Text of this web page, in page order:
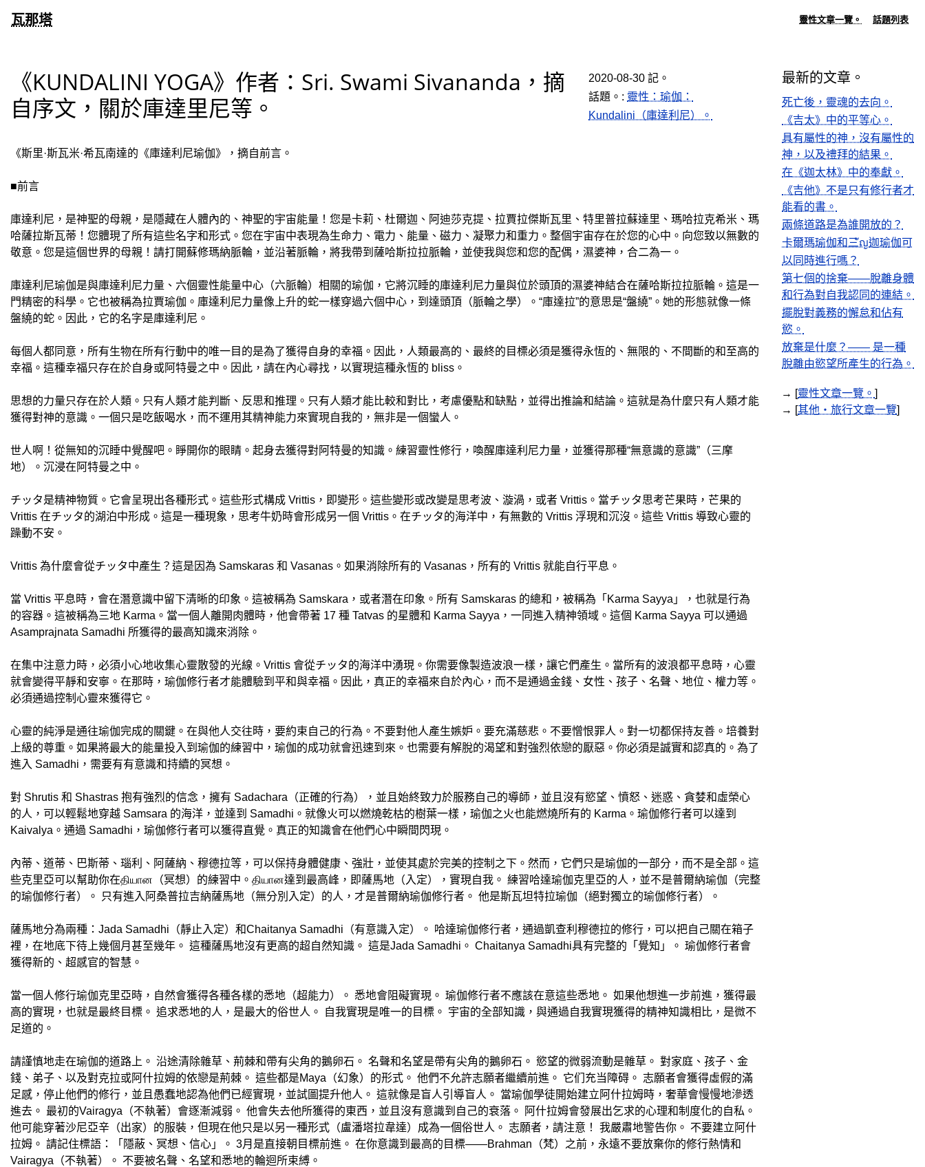
瓦那塔 靈性文章一覽。 話題列表
《KUNDALINI YOGA》作者：Sri. Swami Sivananda，摘
自序文，關於庫達里尼等。
2020-08-30 記。
話題。: 靈性：瑜伽：
Kundalini（庫達利尼）。
《斯里·斯瓦米·希瓦南達的《庫達利尼瑜伽》，摘自前言。
■前言
庫達利尼，是神聖的母親，是隱藏在人體內的、神聖的宇宙能量！您是卡莉、杜爾迦、阿迪莎克提、拉賈拉傑斯瓦里、特里普拉蘇達里、瑪哈拉克希米、瑪
哈薩拉斯瓦蒂！您體現了所有這些名字和形式。您在宇宙中表現為生命力、電力、能量、磁力、凝聚力和重力。整個宇宙存在於您的心中。向您致以無數的
敬意。您是這個世界的母親！請打開蘇修瑪納脈輪，並沿著脈輪，將我帶到薩哈斯拉拉脈輪，並使我與您和您的配偶，濕婆神，合二為一。
庫達利尼瑜伽是與庫達利尼力量、六個靈性能量中心（六脈輪）相關的瑜伽，它將沉睡的庫達利尼力量與位於頭頂的濕婆神結合在薩哈斯拉拉脈輪。這是一
門精密的科學。它也被稱為拉賈瑜伽。庫達利尼力量像上升的蛇一樣穿過六個中心，到達頭頂（脈輪之學）。“庫達拉”的意思是“盤繞”。她的形態就像一條
盤繞的蛇。因此，它的名字是庫達利尼。
每個人都同意，所有生物在所有行動中的唯一目的是為了獲得自身的幸福。因此，人類最高的、最終的目標必須是獲得永恆的、無限的、不間斷的和至高的
幸福。這種幸福只存在於自身或阿特曼之中。因此，請在內心尋找，以實現這種永恆的 bliss。
思想的力量只存在於人類。只有人類才能判斷、反思和推理。只有人類才能比較和對比，考慮優點和缺點，並得出推論和結論。這就是為什麼只有人類才能
獲得對神的意識。一個只是吃飯喝水，而不運用其精神能力來實現自我的，無非是一個蠻人。
世人啊！從無知的沉睡中覺醒吧。睜開你的眼睛。起身去獲得對阿特曼的知識。練習靈性修行，喚醒庫達利尼力量，並獲得那種“無意識的意識”（三摩
地）。沉浸在阿特曼之中。
チッタ是精神物質。它會呈現出各種形式。這些形式構成 Vrittis，即變形。這些變形或改變是思考波、漩渦，或者 Vrittis。當チッタ思考芒果時，芒果的
Vrittis 在チッタ的湖泊中形成。這是一種現象，思考牛奶時會形成另一個 Vrittis。在チッタ的海洋中，有無數的 Vrittis 浮現和沉沒。這些 Vrittis 導致心靈的
躁動不安。
Vrittis 為什麼會從チッタ中產生？這是因為 Samskaras 和 Vasanas。如果消除所有的 Vasanas，所有的 Vrittis 就能自行平息。
當 Vrittis 平息時，會在潛意識中留下清晰的印象。這被稱為 Samskara，或者潛在印象。所有 Samskaras 的總和，被稱為「Karma Sayya」，也就是行為
的容器。這被稱為三地 Karma。當一個人離開肉體時，他會帶著 17 種 Tatvas 的星體和 Karma Sayya，一同進入精神領域。這個 Karma Sayya 可以通過
Asamprajnata Samadhi 所獲得的最高知識來消除。
在集中注意力時，必須小心地收集心靈散發的光線。Vrittis 會從チッタ的海洋中湧現。你需要像製造波浪一樣，讓它們產生。當所有的波浪都平息時，心靈
就會變得平靜和安寧。在那時，瑜伽修行者才能體驗到平和與幸福。因此，真正的幸福來自於內心，而不是通過金錢、女性、孩子、名聲、地位、權力等。
必須通過控制心靈來獲得它。
心靈的純淨是通往瑜伽完成的關鍵。在與他人交往時，要約束自己的行為。不要對他人產生嫉妒。要充滿慈悲。不要憎恨罪人。對一切都保持友善。培養對
上級的尊重。如果將最大的能量投入到瑜伽的練習中，瑜伽的成功就會迅速到來。也需要有解脫的渴望和對強烈依戀的厭惡。你必須是誠實和認真的。為了
進入 Samadhi，需要有有意識和持續的冥想。
對 Shrutis 和 Shastras 抱有強烈的信念，擁有 Sadachara（正確的行為），並且始終致力於服務自己的導師，並且沒有慾望、憤怒、迷惑、貪婪和虛榮心
的人，可以輕鬆地穿越 Samsara 的海洋，並達到 Samadhi。就像火可以燃燒乾枯的樹葉一樣，瑜伽之火也能燃燒所有的 Karma。瑜伽修行者可以達到
Kaivalya。通過 Samadhi，瑜伽修行者可以獲得直覺。真正的知識會在他們心中瞬間閃現。
內蒂、道蒂、巴斯蒂、瑙利、阿薩納、穆德拉等，可以保持身體健康、強壯，並使其處於完美的控制之下。然而，它們只是瑜伽的一部分，而不是全部。這
些克里亞可以幫助你在தியான（冥想）的練習中。தியான達到最高峰，即薩馬地（入定），實現自我。 練習哈達瑜伽克里亞的人，並不是普爾納瑜伽（完整
的瑜伽修行者）。 只有進入阿桑普拉吉納薩馬地（無分別入定）的人，才是普爾納瑜伽修行者。 他是斯瓦坦特拉瑜伽（絕對獨立的瑜伽修行者）。
薩馬地分為兩種：Jada Samadhi（靜止入定）和Chaitanya Samadhi（有意識入定）。 哈達瑜伽修行者，通過凱查利穆德拉的修行，可以把自己關在箱子
裡，在地底下待上幾個月甚至幾年。 這種薩馬地沒有更高的超自然知識。 這是Jada Samadhi。 Chaitanya Samadhi具有完整的「覺知」。 瑜伽修行者會
獲得新的、超感官的智慧。
當一個人修行瑜伽克里亞時，自然會獲得各種各樣的悉地（超能力）。 悉地會阻礙實現。 瑜伽修行者不應該在意這些悉地。 如果他想進一步前進，獲得最
高的實現，也就是最終目標。 追求悉地的人，是最大的俗世人。 自我實現是唯一的目標。 宇宙的全部知識，與通過自我實現獲得的精神知識相比，是微不
足道的。
請謹慎地走在瑜伽的道路上。 沿途清除雜草、荊棘和帶有尖角的鵝卵石。 名聲和名望是帶有尖角的鵝卵石。 慾望的微弱流動是雜草。 對家庭、孩子、金
錢、弟子、以及對克拉或阿什拉姆的依戀是荊棘。 這些都是Maya（幻象）的形式。 他們不允許志願者繼續前進。 它们充当障碍。 志願者會獲得虛假的滿
足感，停止他們的修行，並且愚蠢地認為他們已經實現，並試圖提升他人。 這就像是盲人引導盲人。 當瑜伽學徒開始建立阿什拉姆時，奢華會慢慢地滲透
進去。 最初的Vairagya（不執著）會逐漸減弱。 他會失去他所獲得的東西，並且沒有意識到自己的衰落。 阿什拉姆會發展出乞求的心理和制度化的自私。
他可能穿著沙尼亞辛（出家）的服裝，但現在他只是以另一種形式（盧潘塔拉韋達）成為一個俗世人。 志願者，請注意！ 我嚴肅地警告你。 不要建立阿什
拉姆。 請記住標語：「隱蔽、冥想、信心」。 3月是直接朝目標前進。 在你意識到最高的目標——Brahman（梵）之前，永遠不要放棄你的修行熱情和
Vairagya（不執著）。 不要被名聲、名望和悉地的輪迴所束縛。
最新的文章。
死亡後，靈魂的去向。
《吉太》中的平等心。
具有屬性的神，沒有屬性的
神，以及禮拜的結果。
在《迦太林》中的奉獻。
《吉他》不是只有修行者才
能看的書。
兩條道路是為誰開放的？
卡爾瑪瑜伽和三ัญ迦瑜伽可
以同時進行嗎？
第七個的捨棄——脫離身體
和行為對自我認同的連結。
擺脫對義務的懈怠和佔有
慾。
放棄是什麼？—— 是一種
脫離由慾望所產生的行為。
→ [靈性文章一覽。 ]
→ [其他・旅行文章一覽]